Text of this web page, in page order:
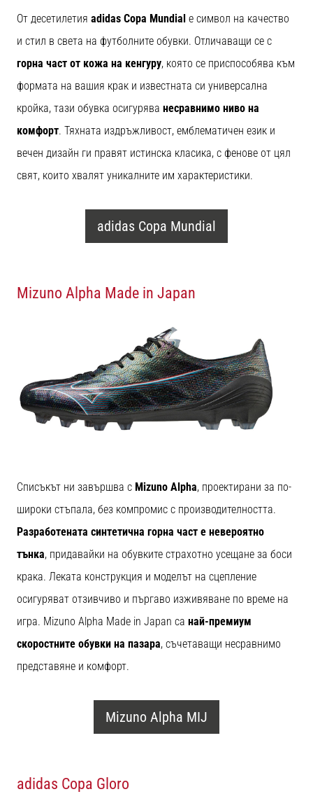
От десетилетия adidas Copa Mundial е символ на качество
и стил в света на футболните обувки. Отличаващи се с
горна част от кожа на кенгуру, която се приспособява към
формата на вашия крак и известната си универсална
кройка, тази обувка осигурява несравнимо ниво на
комфорт. Тяхната издръжливост, емблематичен език и
вечен дизайн ги правят истинска класика, с фенове от цял
свят, които хвалят уникалните им характеристики.
adidas Copa Mundial
Mizuno Alpha Made in Japan
Списъкът ни завършва с Mizuno Alpha, проектирани за по-
широки стъпала, без компромис с производителността.
Разработената синтетична горна част е невероятно
тънка, придавайки на обувките страхотно усещане за боси
крака. Леката конструкция и моделът на сцепление
осигуряват отзивчиво и пъргаво изживяване по време на
игра. Mizuno Alpha Made in Japan са най-премиум
скоростните обувки на пазара, съчетаващи несравнимо
представяне и комфорт.
Mizuno Alpha MIJ
adidas Copa Gloro